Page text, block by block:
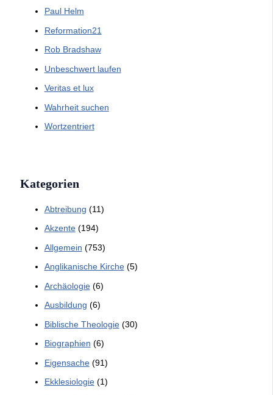
Paul Helm
Reformation21
Rob Bradshaw
Unbeschwert laufen
Veritas et lux
Wahrheit suchen
Wortzentriert
Kategorien
Abtreibung (11)
Akzente(194)
Allgemein (753)
Anglikanische Kirche(5)
Archäologie(6)
Ausbildung (6)
Biblische Theologie(30)
Biographien (6)
Eigensache(91)
Ekklesiologie(1)